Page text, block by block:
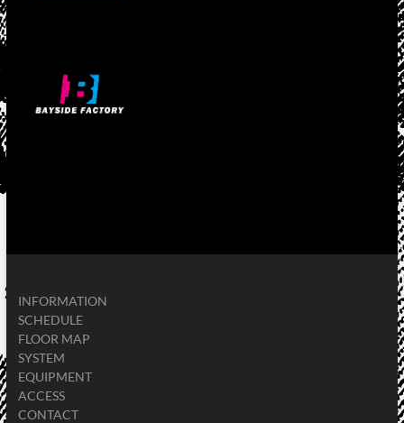
INFORMATION
SCHEDULE
FLOOR MAP
SYSTEM
EQUIPMENT
ACCESS
CONTACT